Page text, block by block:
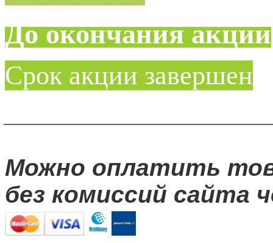
До окончания акции
Срок акции завершен
Можно оплатить
без комиссий сайта